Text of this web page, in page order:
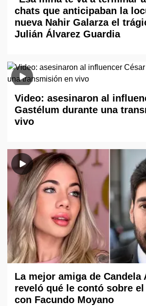
chats que anticipaban la
nueva Nahir Galarza el
Julián Álvarez Guardia
Video: asesinaron al
Gastélum durante una
vivo
La mejor amiga de Candela
reveló qué le contó sobre
con Facundo Moyano